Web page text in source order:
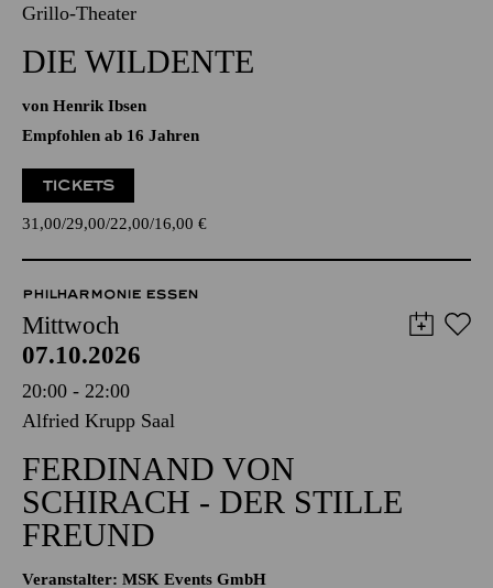
07.10.2026
19:30
DIE WILDENTE
von Henrik Ibsen
Empfohlen ab 16 Jahren
31,00 29,00 22,00 16,00€
PHILHARMONIE ESSEN
Mittwoch
07.10.2026
20:00 - 22:00
Alfried Krupp Saal
FERDINAND VON
SCHIRACH - DER STILLE